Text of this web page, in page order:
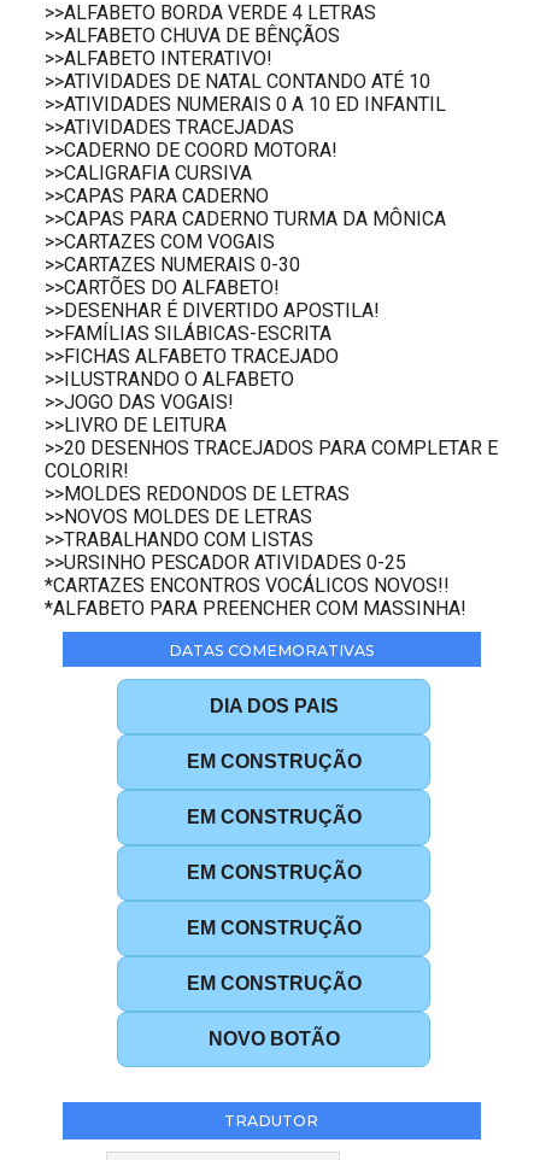
>>ALFABETO BORDA VERDE 4 LETRAS
>>ALFABETO CHUVA DE BÊNÇÃOS
>>ALFABETO INTERATIVO!
>>ATIVIDADES DE NATAL CONTANDO ATÉ 10
>>ATIVIDADES NUMERAIS 0 A 10 ED INFANTIL
>>ATIVIDADES TRACEJADAS
>>CADERNO DE COORD MOTORA!
>>CALIGRAFIA CURSIVA
>>CAPAS PARA CADERNO
>>CAPAS PARA CADERNO TURMA DA MÔNICA
>>CARTAZES COM VOGAIS
>>CARTAZES NUMERAIS 0-30
>>CARTÕES DO ALFABETO!
>>DESENHAR É DIVERTIDO APOSTILA!
>>FAMÍLIAS SILÁBICAS-ESCRITA
>>FICHAS ALFABETO TRACEJADO
>>ILUSTRANDO O ALFABETO
>>JOGO DAS VOGAIS!
>>LIVRO DE LEITURA
>>20 DESENHOS TRACEJADOS PARA COMPLETAR E
COLORIR!
>>MOLDES REDONDOS DE LETRAS
>>NOVOS MOLDES DE LETRAS
>>TRABALHANDO COM LISTAS
>>URSINHO PESCADOR ATIVIDADES 0-25
*CARTAZES ENCONTROS VOCÁLICOS NOVOS!!
*ALFABETO PARA PREENCHER COM MASSINHA!
DATAS COMEMORATIVAS
DIA DOS PAIS
EM CONSTRUÇÃO
EM CONSTRUÇÃO
EM CONSTRUÇÃO
EM CONSTRUÇÃO
EM CONSTRUÇÃO
NOVO BOTÃO
TRADUTOR